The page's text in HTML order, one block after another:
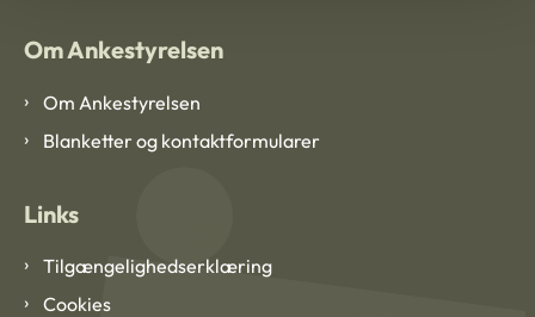
Om Ankestyrelsen
Om Ankestyrelsen
Blanketter og kontaktformularer
Links
Tilgængelighedserklæring
Cookies